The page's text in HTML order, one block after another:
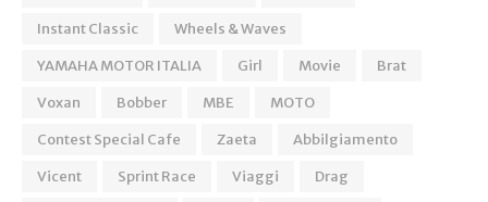
Instant Classic
Wheels & Waves
YAMAHA MOTOR ITALIA
Girl Movie
Brat
Voxan
Bobber MBE
MOTO
Contest Special Cafe
Zaeta
Abbilgiamento
Vicent
Sprint Race Viaggi
Drag